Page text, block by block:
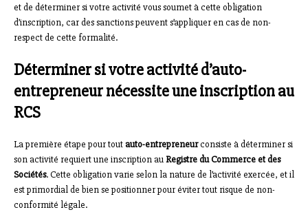
et de déterminer si votre activité vous soumet à cette obligation
d’inscription, car des sanctions peuvent s’appliquer en cas de non-
respect de cette formalité.
Déterminer si votre activité d’auto-
entrepreneur nécessite une inscription au
RCS
La première étape pour toutauto-entrepreneurconsiste à déterminer si
son activité requiert une inscription auRegistre du Commerce et des
Sociétés. Cette obligation varie selon la nature de l’activité exercée, et il
est primordial de bien se positionner pour éviter tout risque de non-
conformité légale.